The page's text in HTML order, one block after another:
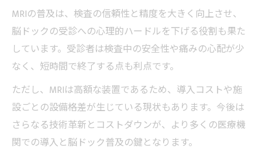
脳ドックの受診間隔と健康維持の関係
安心につながる脳ドック活用のコツ
脳ドックを安心して受けるための準備法
脳ドックの活用で得られる安心感とは
脳ドック受診後の不安解消法を紹介
家族と共有したい脳ドック活用のポイント
脳ドック受診で後悔しないための心得
MRIの普及は、検査の信頼性と精度を大きく向上させ、
脳ドックの受診への心理的ハードルを下げる役割も果た
しています。受診者は検査中の安全性や痛みの心配が少
なく、短時間で終了する点も利点です。
ただし、MRIは高額な装置であるため、導入コストや施
設ごとの設備格差が生じている現状もあります。今後は
さらなる技術革新とコストダウンが、より多くの医療機
関での導入と脳ドック普及の鍵となります。